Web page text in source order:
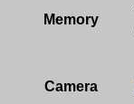
Memory
Camera